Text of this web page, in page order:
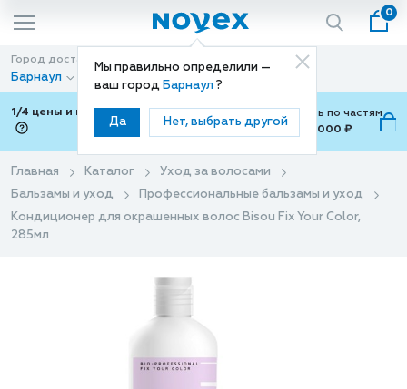
Мы правильно определили —
ваш город Барнаул ?
Да Нет, выбрать другой
0
Город доставки
Барнаул
Способ доставки
Доставка
1/4 цены и покупки ваши с Подели
Можно оплатить по частям
от 700 ₽ до 15,000 ₽
Главная Каталог
Уход за волосами
Бальзамы и уход
Профессиональные бальзамы и уход
Кондиционер для окрашенных волос Bisou Fix Your Color,
285мл